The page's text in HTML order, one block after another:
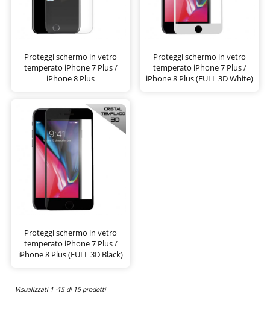
Proteggi schermo in vetro
temperato iPhone 7 Plus /
iPhone 8 Plus
Proteggi schermo in vetro
temperato iPhone 7 Plus /
iPhone 8 Plus (FULL 3D White)
Proteggi schermo in vetro
temperato iPhone 7 Plus /
iPhone 8 Plus (FULL 3D Black)
Visualizzati 1 -15 di 15 prodotti